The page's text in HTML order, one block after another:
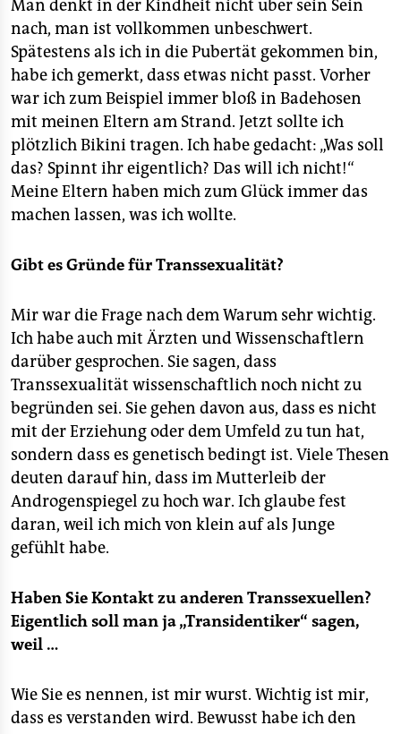
Man denkt in der Kindheit nicht über sein Sein
nach, man ist vollkommen unbeschwert.
Spätestens als ich in die Pubertät gekommen bin,
habe ich gemerkt, dass etwas nicht passt. Vorher
war ich zum Beispiel immer bloß in Badehosen
mit meinen Eltern am Strand. Jetzt sollte ich
plötzlich Bikini tragen. Ich habe gedacht: „Was soll
das? Spinnt ihr eigentlich? Das will ich nicht!“
Meine Eltern haben mich zum Glück immer das
machen lassen, was ich wollte.
Gibt es Gründe für Transsexualität?
Mir war die Frage nach dem Warum sehr wichtig.
Ich habe auch mit Ärzten und Wissenschaftlern
darüber gesprochen. Sie sagen, dass
Transsexualität wissenschaftlich noch nicht zu
begründen sei. Sie gehen davon aus, dass es nicht
mit der Erziehung oder dem Umfeld zu tun hat,
sondern dass es genetisch bedingt ist. Viele Thesen
deuten darauf hin, dass im Mutterleib der
Androgenspiegel zu hoch war. Ich glaube fest
daran, weil ich mich von klein auf als Junge
gefühlt habe.
Haben Sie Kontakt zu anderen Transsexuellen?
Eigentlich soll man ja „Transidentiker“ sagen,
weil …
Wie Sie es nennen, ist mir wurst. Wichtig ist mir,
dass es verstanden wird. Bewusst habe ich den